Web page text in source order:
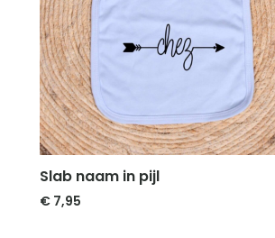
Slab naam in pijl
€ 7,95